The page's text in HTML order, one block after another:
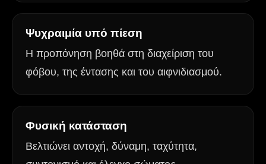
Ψυχραιμία υπό πίεση
Η προπόνηση βοηθά στη διαχείριση του
φόβου, της έντασης και του αιφνιδιασμού.
Φυσική κατάσταση
Βελτιώνει αντοχή, δύναμη, ταχύτητα,